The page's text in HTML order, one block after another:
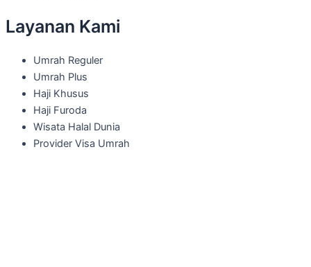
Layanan Kami
Umrah Reguler
Umrah Plus
Haji Khusus
Haji Furoda
Wisata Halal Dunia
Provider Visa Umrah